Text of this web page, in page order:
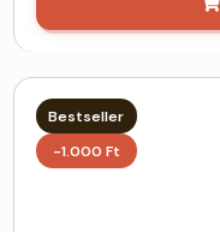
Bestseller
-1.000 Ft